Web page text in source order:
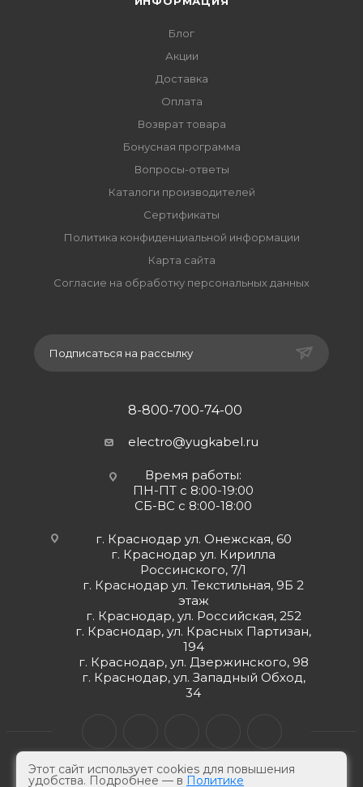
Блог
Акции
Доставка
Оплата
Возврат товара
Бонусная программа
Вопросы-ответы
Каталоги производителей
Сертификаты
Политика конфиденциальной информации
Карта сайта
Согласие на обработку персональных данных
Подписаться на рассылку
8-800-700-74-00
electro@yugkabel.ru
Время работы:
ПН-ПТ с 8:00-19:00
СБ-ВС с 8:00-18:00
г. Краснодар ул. Онежская, 60
г. Краснодар ул. Кирилла
Россинского, 7/1
г. Краснодар ул. Текстильная, 9Б 2
этаж
г. Краснодар, ул. Российская, 252
г. Краснодар, ул. Красных Партизан,
194
г. Краснодар, ул. Дзержинского, 98
г. Краснодар, ул. Западный Обход,
34
Этот сайт использует cookies для повышения
удобства. Подробнее — в Политике